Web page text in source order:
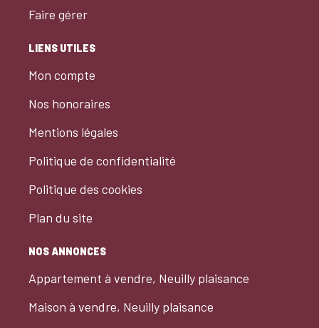
Faire gérer
LIENS UTILES
Mon compte
Nos honoraires
Mentions légales
Politique de confidentialité
Politique des cookies
Plan du site
NOS ANNONCES
Appartement à vendre, Neuilly plaisance
Maison à vendre, Neuilly plaisance